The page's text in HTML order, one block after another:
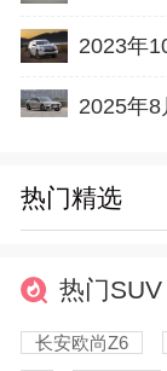
热门精选
热门SUV
长安欧尚Z6